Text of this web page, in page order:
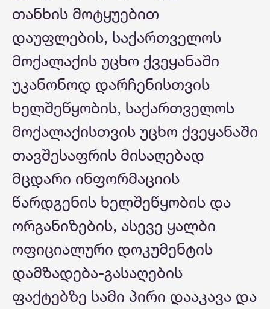
თანხის მოტყუებით
დაუფლების, საქართველოს
მოქალაქის უცხო ქვეყანაში
უკანონოდ დარჩენისთვის
ხელშეწყობის, საქართველოს
მოქალაქისთვის უცხო ქვეყანაში
თავშესაფრის მისაღებად
მცდარი ინფორმაციის
წარდგენის ხელშეწყობის და
ორგანიზების, ასევე ყალბი
ოფიციალური დოკუმენტის
დამზადება-გასაღების
ფაქტებზე სამი პირი დააკავა და